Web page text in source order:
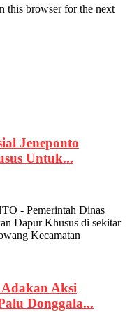
this browser for the next
Jeneponto
Untuk...
- Pemerintah Dinas
Dapur Khusus di sekitar
Kecamatan
Aksi
Donggala...